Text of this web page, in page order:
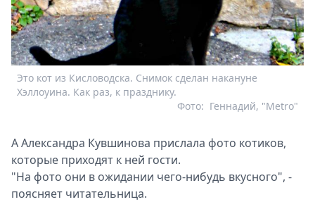
Это кот из Кисловодска. Снимок сделан накануне
Хэллоуина. Как раз, к празднику.
Геннадий, "Metro"
Фото:
А Александра Кувшинова прислала фото котиков,
которые приходят к ней гости.
"На фото они в ожидании чего-нибудь вкусного", -
поясняет читательница.